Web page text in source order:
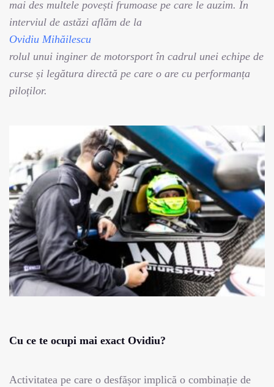
mai des multele povești frumoase pe care le auzim. În
interviul de astăzi aflăm de la
Ovidiu Mihăilescu
rolul unui inginer de motorsport în cadrul unei echipe de
curse și legătura directă pe care o are cu performanța
piloților.
Cu ce te ocupi mai exact Ovidiu?
Activitatea pe care o desfășor implică o combinație de